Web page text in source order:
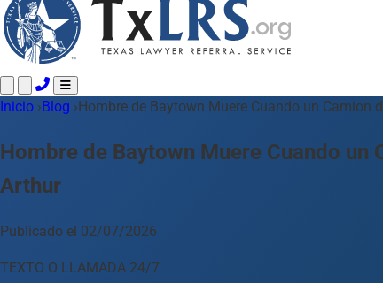
Llame 24/7 ·512-872-4400 Envíe un Texto
Áreas de Práctica
Más de 50 temas
Acerca de Nosotros
Blog
Inicio ›Blog ›Hombre de Baytown Muere Cuando un Camion
Hombre de Baytown Muere Cuando un
Arthur
Publicado el 02/07/2026
TEXTO O LLAMADA 24/7